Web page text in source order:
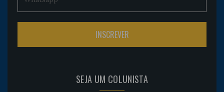
SEJA UM COLUNISTA